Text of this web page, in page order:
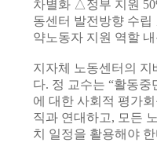
차별화 △정부 지원
동센터 발전방향 수
약노동자 지원 역할
지자체 노동센터의
다. 정 교수는 “활동
에 대한 사회적 평가
직과 연대하고, 모든
치 일정을 활용해야